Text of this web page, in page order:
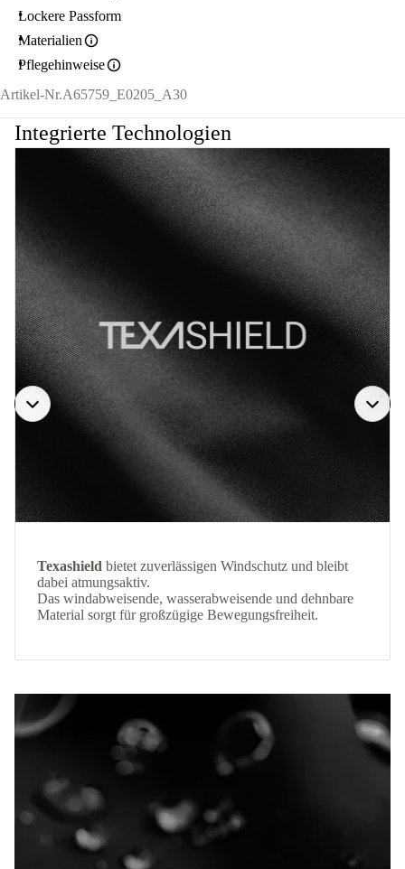
Lockere Passform
Materialien
Pflegehinweise
Artikel-Nr.A65759_E0205_A30
Integrierte Technologien
Texashield bietet zuverlässigen Windschutz und bleibt
dabei atmungsaktiv.
Das windabweisende, wasserabweisende und dehnbare
Material sorgt für großzügige Bewegungsfreiheit.